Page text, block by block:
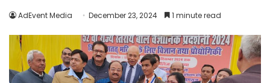
AdEvent Media December 23, 2024 1 minute read